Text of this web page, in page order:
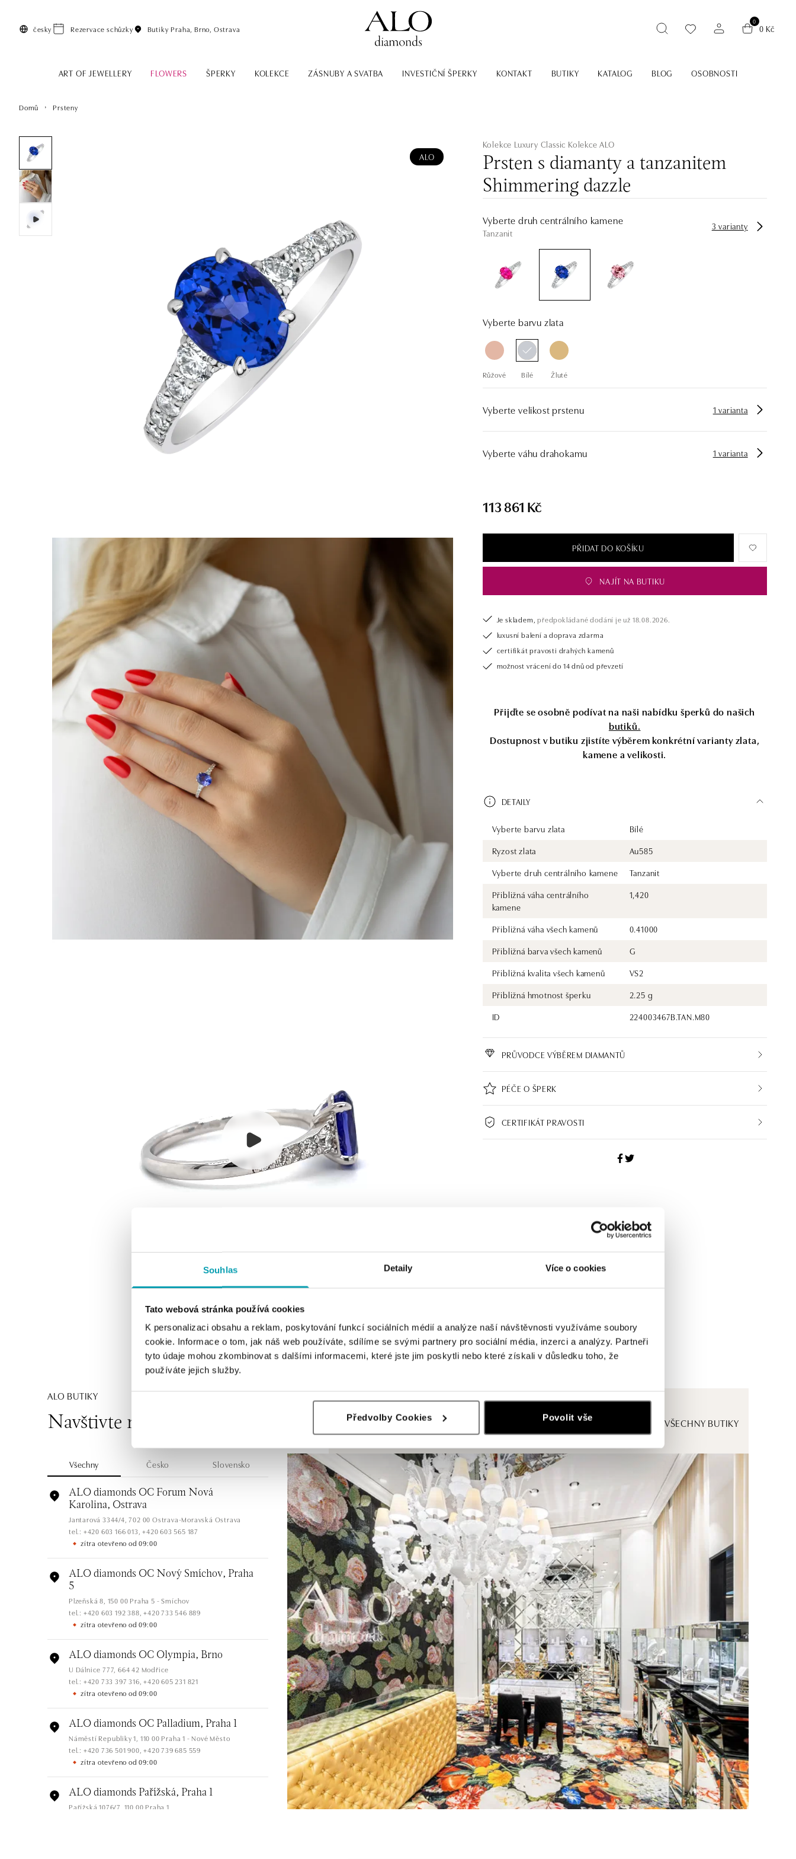
Souhlas Detaily Více o cookies
Tato webová stránka používá cookies
K personalizaci obsahu a reklam, poskytování funkcí sociálních médií a analýze naší návštěvnosti využíváme soubory
cookie. Informace o tom, jak náš web používáte, sdílíme se svými partnery pro sociální média, inzerci a analýzy. Partneři
tyto údaje mohou zkombinovat s dalšími informacemi, které jste jim poskytli nebo které získali v důsledku toho, že
používáte jejich služby.
Předvolby Cookies Povolit vše
česky Rezervace schůzky Butiky Praha, Brno, Ostrava
0
0 Kč
ART OF JEWELLERY FLOWERS ŠPERKY KOLEKCE ZÁSNUBY A SVATBA INVESTIČNÍ ŠPERKY KONTAKT BUTIKY KATALOG BLOG OSOBNOSTI
Domů Prsteny
ALO
Kolekce Luxury Classic Kolekce ALO
Prsten s diamanty a tanzanitem
Shimmering dazzle
Vyberte druh centrálního kamene
Tanzanit
3 varianty
Vyberte barvu zlata
Růžové Bílé Žluté
Vyberte velikost prstenu 1 varianta
Vyberte váhu drahokamu 1 varianta
113 861 Kč
PŘIDAT DO KOŠÍKU
NAJÍT NA BUTIKU
Je skladem, předpokládané dodání je už 18.08.2026.
luxusní balení a doprava zdarma
certifikát pravosti drahých kamenů
možnost vrácení do 14 dnů od převzetí
Přijďte se osobně podívat na naši nabídku šperků do našich
butiků.
Dostupnost v butiku zjistíte výběrem konkrétní varianty zlata,
kamene a velikosti.
DETAILY
Vyberte barvu zlata
Bílé
Ryzost zlata
Au585
Vyberte druh centrálního kamene
Tanzanit
Přibližná váha centrálního
kamene
1,420
Přibližná váha všech kamenů
0.41000
Přibližná barva všech kamenů
G
Přibližná kvalita všech kamenů
VS2
Přibližná hmotnost šperku
2.25 g
ID
224003467B.TAN.M80
PRŮVODCE VÝBĚREM DIAMANTŮ
PÉČE O ŠPERK
CERTIFIKÁT PRAVOSTI
ALO BUTIKY
Navštivte naše butiky ZOBRAZIT VŠECHNY BUTIKY
Všechny Česko Slovensko
ALO diamonds OC Forum Nová
Karolina, Ostrava
Jantarová 3344/4, 702 00 Ostrava-Moravská Ostrava
tel.: +420 603 166 013, +420 603 565 187
zítra otevřeno od 09:00
ALO diamonds OC Nový Smíchov, Praha
5
Plzeňská 8, 150 00 Praha 5 - Smíchov
tel.: +420 603 192 388, +420 733 546 889
zítra otevřeno od 09:00
ALO diamonds OC Olympia, Brno
U Dálnice 777, 664 42 Modřice
tel.: +420 733 397 316, +420 605 231 821
zítra otevřeno od 09:00
ALO diamonds OC Palladium, Praha 1
Náměstí Republiky 1, 110 00 Praha 1 - Nové Město
tel.: +420 736 501 900, +420 739 685 559
zítra otevřeno od 09:00
ALO diamonds Pařížská, Praha 1
Pařížská 1076/7, 110 00 Praha 1